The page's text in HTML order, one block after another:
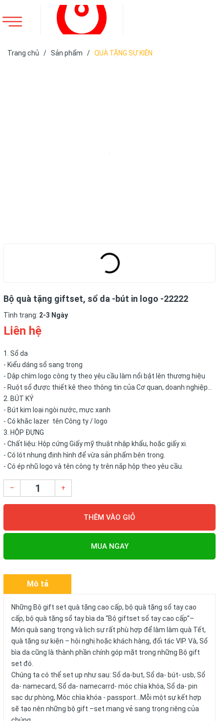
Trang chủ / Sản phẩm / QUÀ TẶNG SỰ KIỆN
Bộ quà tặng giftset, sổ da -bút in logo -22222
Tình trạng: 2-3 Ngày
Liên hệ
1. Sổ da
- Kiểu dáng sổ sang trọng
- Dập chìm logo công ty theo yêu cầu làm nổi bật lên thương hiệu
- Ruột sổ được thiết kê theo thông tin của Cơ quan, doanh nghiệp...
2. BÚT KÝ
- Bút kim loại ngòi nước, mực xanh
- Có khắc lazer tên Công ty / logo
3. HỘP ĐỰNG
- Chất liệu: Hộp cứng Giấy mỹ thuật nhập khẩu, hoặc giấy xi.
- Có lót nhung định hình để vừa sản phẩm bên trong.
- Có ép nhũ logo và tên công ty trên nắp hộp theo yêu cầu.
– +
THÊM VÀO GIỎ
MUA NGAY
Mô tả
Những Bộ gift set quà tặng cao cấp, bộ quà tặng sổ tay cao
cấp, bộ quà tặng sổ tay bìa da “Bộ giftset sổ tay cao cấp”–
Món quà sang trọng và lịch sự rất phù hợp để làm làm quà Tết,
quà tặng sự kiện – hội nghị hoặc khách hàng, đối tác VIP. Và, Sổ
bìa da cũng là thành phần chính góp mặt trong những Bộ gift
set đó.
Chúng ta có thể set up như sau: Sổ da-but, Sổ da- bút- usb, Sổ
da- namecard, Sổ da- namecarrd- móc chìa khóa, Sổ da- pin
sạc dự phòng, Móc chìa khóa - passport...Mỗi một sự kết hợp
sẽ tạo nên những bộ gift –set mang vẻ sang trọng riêng của